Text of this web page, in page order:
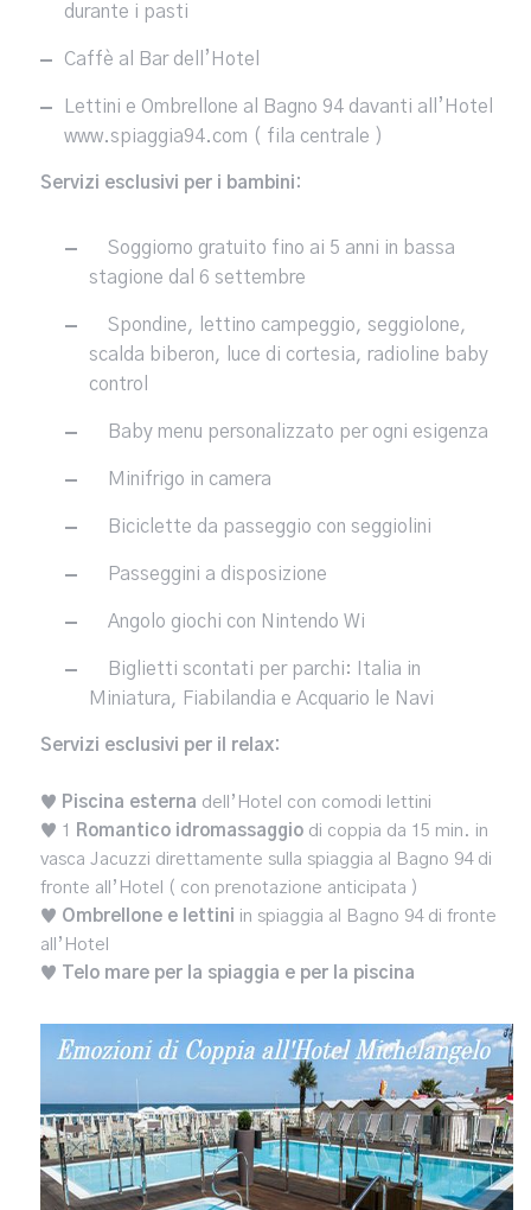
durante i pasti
Caffè al Bar dell’Hotel
Lettini e Ombrellone al Bagno 94 davanti all’Hotel
www.spiaggia94.com ( fila centrale )
Servizi esclusivi per i bambini:
Soggiorno gratuito fino ai 5 anni in bassa
stagione dal 6 settembre
Spondine, lettino campeggio, seggiolone,
scalda biberon, luce di cortesia, radioline baby
control
Baby menu personalizzato per ogni esigenza
Minifrigo in camera
Biciclette da passeggio con seggiolini
Passeggini a disposizione
Angolo giochi con Nintendo Wi
Biglietti scontati per parchi: Italia in
Miniatura, Fiabilandia e Acquario le Navi
Servizi esclusivi per il relax:
♥ Piscina esterna dell’Hotel con comodi lettini
♥ 1
Romantico idromassaggiodi coppia da 15 min. in
vasca Jacuzzi direttamente sulla spiaggia al Bagno 94 di
fronte all’Hotel
( con prenotazione anticipata )
♥ Ombrellone e lettini in spiaggia al Bagno 94 di fronte
all’Hotel
♥ Telo mare per la spiaggia e per la piscina